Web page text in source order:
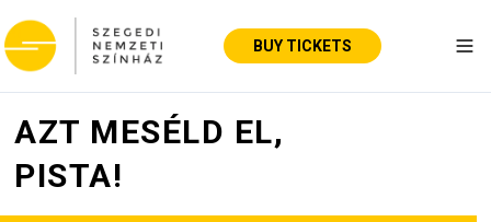
BUY TICKETS
AZT MESÉLD EL,
PISTA!